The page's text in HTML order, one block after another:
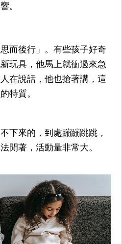
。
而後行」。有些孩子好奇
玩具，他馬上就衝過來急
在說話，他也搶著講，這
特質。
下來的，到處蹦蹦跳跳，
閒著，活動量非常大。